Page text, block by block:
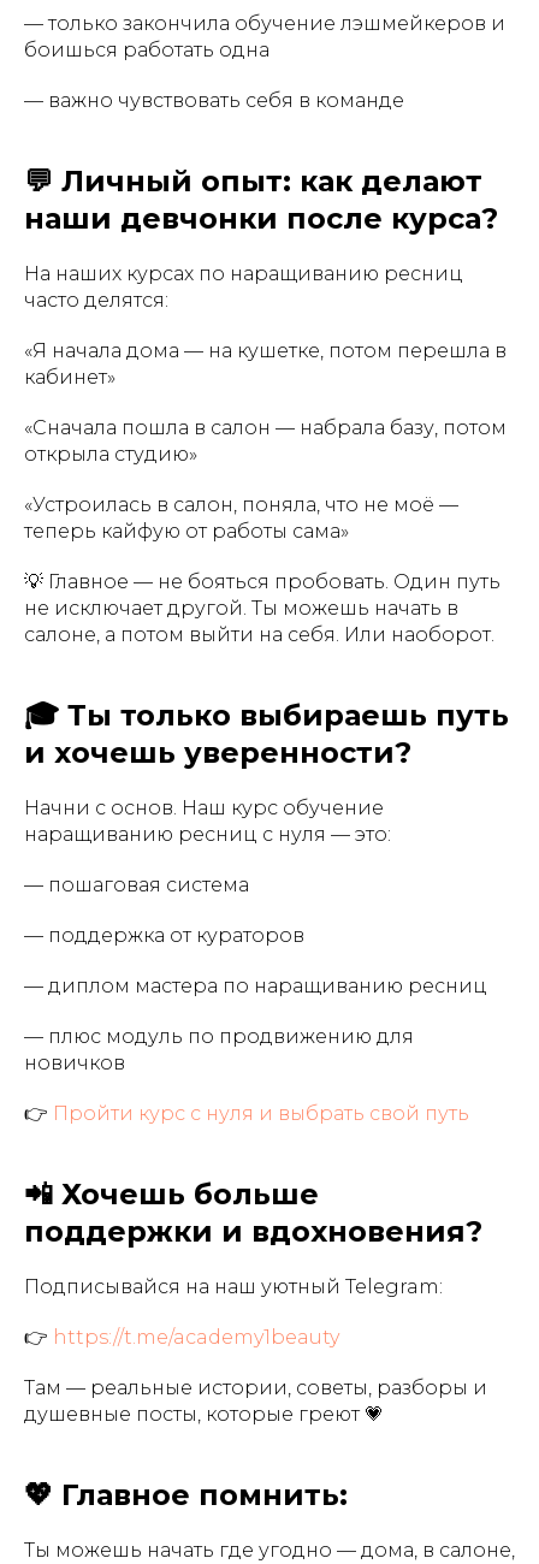
— только закончила обучение лэшмейкеров и
боишься работать одна
— важно чувствовать себя в команде
💬 Личный опыт: как делают
наши девчонки после курса?
На наших курсах по наращиванию ресниц
часто делятся:
«Я начала дома — на кушетке, потом перешла в
кабинет»
«Сначала пошла в салон — набрала базу, потом
открыла студию»
«Устроилась в салон, поняла, что не моё —
теперь кайфую от работы сама»
💡 Главное — не бояться пробовать. Один путь
не исключает другой. Ты можешь начать в
салоне, а потом выйти на себя. Или наоборот.
🎓 Ты только выбираешь путь
и хочешь уверенности?
Начни с основ. Наш курс обучение
наращиванию ресниц с нуля — это:
— пошаговая система
— поддержка от кураторов
— диплом мастера по наращиванию ресниц
— плюс модуль по продвижению для
новичков
👉 Пройти курс с нуля и выбрать свой путь
📲 Хочешь больше
поддержки и вдохновения?
Подписывайся на наш уютный Telegram:
👉 https://t.me/academy1beauty
Там — реальные истории, советы, разборы и
душевные посты, которые греют 💗
💖 Главное помнить:
Ты можешь начать где угодно — дома, в салоне,